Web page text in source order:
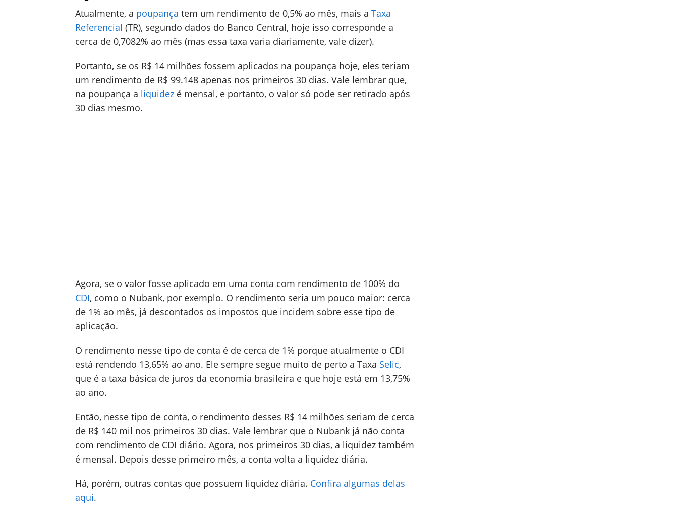
Atualmente, a poupança tem um rendimento de 0,5% ao mês, mais a Taxa
Referencial (TR), segundo dados do Banco Central, hoje isso corresponde a
cerca de 0,7082% ao mês (mas essa taxa varia diariamente, vale dizer).
Portanto, se os R$ 14 milhões fossem aplicados na poupança hoje, eles teriam
um rendimento de R$ 99.148 apenas nos primeiros 30 dias. Vale lembrar que,
na poupança a liquidez é mensal, e portanto, o valor só pode ser retirado após
30 dias mesmo.
Agora, se o valor fosse aplicado em uma conta com rendimento de 100% do
CDI, como o Nubank, por exemplo. O rendimento seria um pouco maior: cerca
de 1% ao mês, já descontados os impostos que incidem sobre esse tipo de
aplicação.
O rendimento nesse tipo de conta é de cerca de 1% porque atualmente o CDI
está rendendo 13,65% ao ano. Ele sempre segue muito de perto a Taxa Selic,
que é a taxa básica de juros da economia brasileira e que hoje está em 13,75%
ao ano.
Então, nesse tipo de conta, o rendimento desses R$ 14 milhões seriam de cerca
de R$ 140 mil nos primeiros 30 dias. Vale lembrar que o Nubank já não conta
com rendimento de CDI diário. Agora, nos primeiros 30 dias, a liquidez também
é mensal. Depois desse primeiro mês, a conta volta a liquidez diária.
Há, porém, outras contas que possuem liquidez diária. Confira algumas delas
aqui.